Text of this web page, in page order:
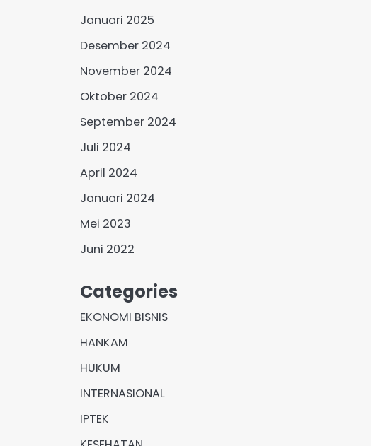
Januari 2025
Desember 2024
November 2024
Oktober 2024
September 2024
Juli 2024
April 2024
Januari 2024
Mei 2023
Juni 2022
Categories
EKONOMI BISNIS
HANKAM
HUKUM
INTERNASIONAL
IPTEK